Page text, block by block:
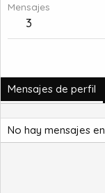
Mensajes
3
Mensajes de perfil
No hay mensajes